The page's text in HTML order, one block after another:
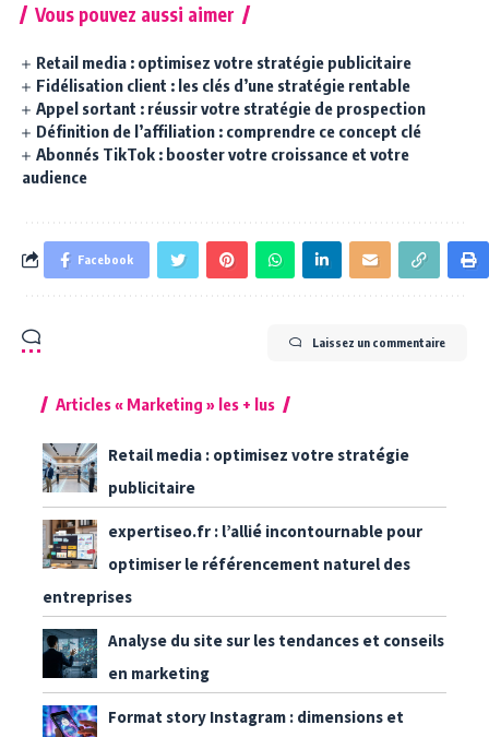
Vous pouvez aussi aimer
Retail media : optimisez votre stratégie publicitaire
Fidélisation client : les clés d’une stratégie rentable
Appel sortant : réussir votre stratégie de prospection
Définition de l’affiliation : comprendre ce concept clé
Abonnés TikTok : booster votre croissance et votre
audience
Facebook
Laissez un commentaire
Articles « Marketing » les + lus
Retail media : optimisez votre stratégie
publicitaire
expertiseo.fr : l’allié incontournable pour
optimiser le référencement naturel des
entreprises
Analyse du site sur les tendances et conseils
en marketing
Format story Instagram : dimensions et